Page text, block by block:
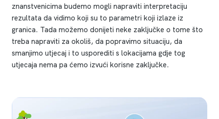
znanstvenicima budemo mogli napraviti interpretaciju
rezultata da vidimo koji su to parametri koji izlaze iz
granica. Tada možemo donijeti neke zaključke o tome što
treba napraviti za okoliš, da popravimo situaciju, da
smanjimo utjecaj i to usporediti s lokacijama gdje tog
utjecaja nema pa ćemo izvući korisne zaključke.